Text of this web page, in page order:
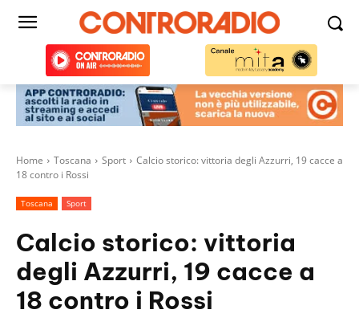
Home Toscana Sport
Calcio storico: vittoria degli Azzurri, 19 cacce a
18 contro i Rossi
Toscana Sport
Calcio storico: vittoria
degli Azzurri, 19 cacce a
18 contro i Rossi